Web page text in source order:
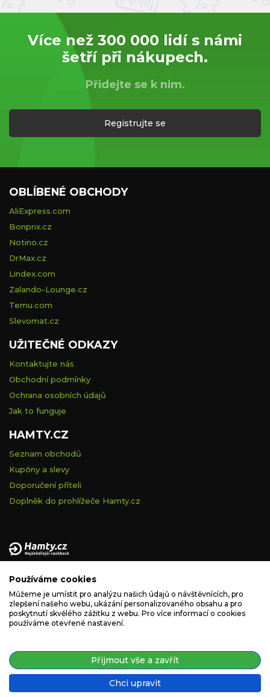
Více než 300 000 lidí s námi
šetří při nákupech.
Přidejte se k nim.
Registrujte se
sídlem Na vápence 2885/2a, 130 00 Praha 3, IČ: 05228972,
zapsaná v obchodním rejstříku vedeném Městským soudem v
Praze, spisová značka C 260335.
podpora@hamty.cz
OBLÍBENÉ OBCHODY
AliExpress.com
Bonprix.cz
Notino.cz
DrMax.cz
Lindex.com
Zalando-Lounge.cz
Temu.com
Slevomat.cz
UŽITEČNÉ ODKAZY
Kontaktujte nás
Obchodní podmínky
Ochrana osobních údajů
Jak to funguje
HAMTY.CZ
Seznam obchodů
Kupóny a slevy
Doporučení příteli
Doplněk do prohlížeče Hamty.cz
Používáme cookies
Můžeme je umístit pro analýzu našich údajů o návštěvnících, pro
zlepšení našeho webu, ukázání personalizovaného obsahu a pro
poskytnutí skvělého zážitku z webu. Pro více informací o cookies
používáme otevřené nastavení.
Přijmout vše a zavřít
Chci upravit